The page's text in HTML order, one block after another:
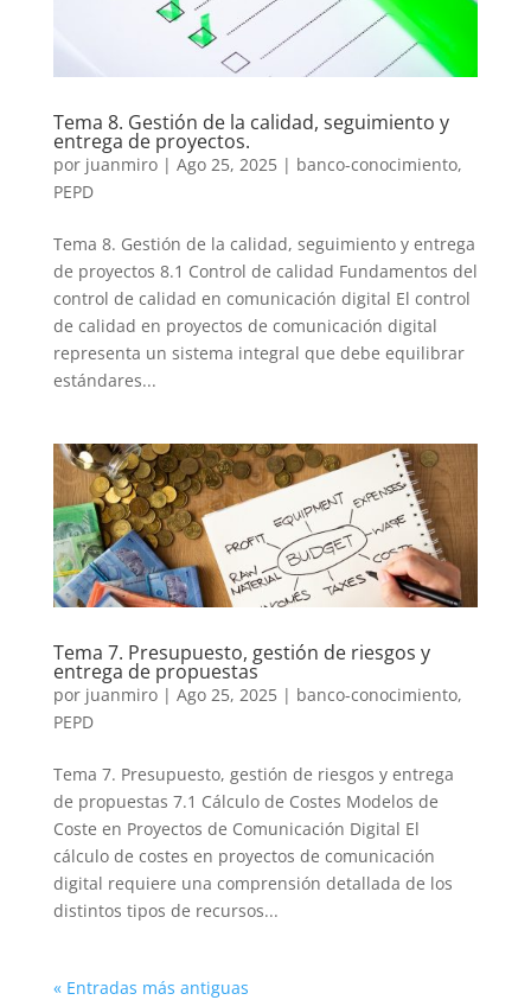
Tema 8. Gestión de la calidad, seguimiento y
entrega de proyectos.
por juanmiro| Ago 25, 2025| banco-conocimiento,
PEPD
Tema 8. Gestión de la calidad, seguimiento y entrega
de proyectos 8.1 Control de calidad Fundamentos del
control de calidad en comunicación digital El control
de calidad en proyectos de comunicación digital
representa un sistema integral que debe equilibrar
estándares...
Tema 7. Presupuesto, gestión de riesgos y
entrega de propuestas
por juanmiro| Ago 25, 2025| banco-conocimiento,
PEPD
Tema 7. Presupuesto, gestión de riesgos y entrega
de propuestas 7.1 Cálculo de Costes Modelos de
Coste en Proyectos de Comunicación Digital El
cálculo de costes en proyectos de comunicación
digital requiere una comprensión detallada de los
distintos tipos de recursos...
« Entradas más antiguas